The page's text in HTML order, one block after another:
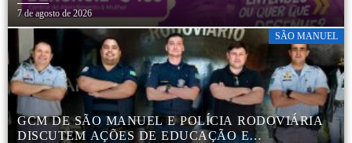
MULHERES EM BOTUCATU
7 de agosto de 2026
SÃO MANUEL
GCM DE SÃO MANUEL E POLÍCIA RODOVIÁRIA
DISCUTEM AÇÕES DE EDUCAÇÃO E